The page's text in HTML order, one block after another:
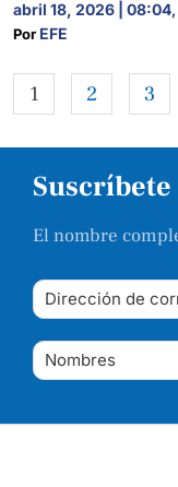
abril 18, 2026 | 08:04,
Por EFE
1 2 3
El nombre